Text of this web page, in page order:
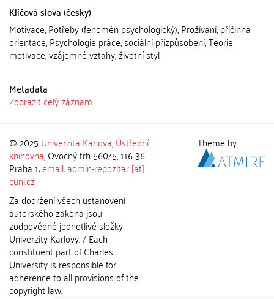
Klíčová slova (česky)
Motivace, Potřeby (fenomén psychologický), Prožívání, příčinná
orientace, Psychologie práce, sociální přizpůsobení, Teorie
motivace, vzájemné vztahy, životní styl
Metadata
Zobrazit celý záznam
© 2025 Univerzita Karlova,Ústřední
knihovna, Ovocný trh 560/5, 116 36
Praha 1;email: admin-repozitar [at]
cuni.cz
Za dodržení všech ustanovení
autorského zákona jsou
zodpovědné jednotlivé složky
Univerzity Karlovy. / Each
constituent part of Charles
University is responsible for
adherence to all provisions of the
copyright law.
Theme by